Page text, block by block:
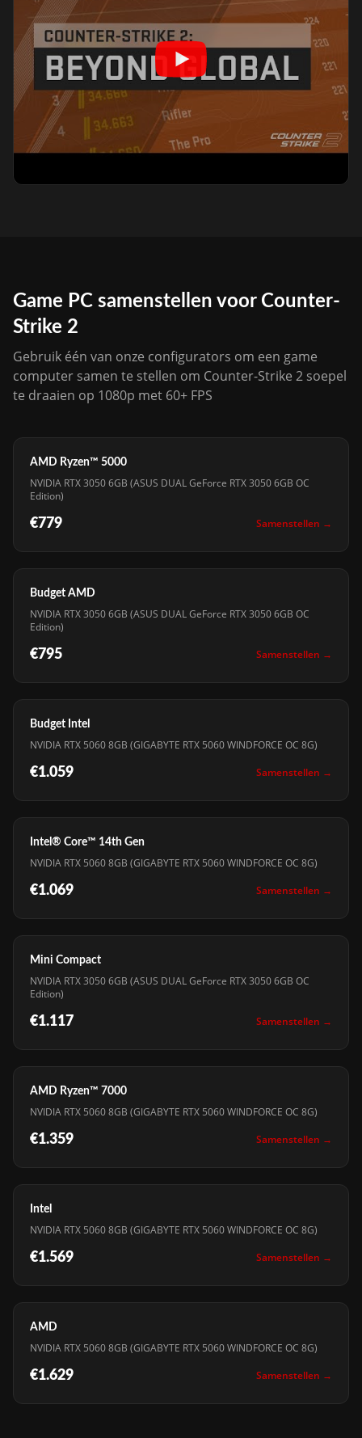
Game PC samenstellen voor Counter-
Strike 2
Gebruik één van onze configurators om een game
computer samen te stellen om Counter-Strike 2 soepel
te draaien op 1080p met 60+ FPS
AMD Ryzen™ 5000
NVIDIA RTX 3050 6GB (ASUS DUAL GeForce RTX 3050 6GB OC
Edition)
€779 Samenstellen →
Budget AMD
NVIDIA RTX 3050 6GB (ASUS DUAL GeForce RTX 3050 6GB OC
Edition)
€795 Samenstellen →
Budget Intel
NVIDIA RTX 5060 8GB (GIGABYTE RTX 5060 WINDFORCE OC 8G)
€1.059 Samenstellen →
Intel® Core™ 14th Gen
NVIDIA RTX 5060 8GB (GIGABYTE RTX 5060 WINDFORCE OC 8G)
€1.069 Samenstellen →
Mini Compact
NVIDIA RTX 3050 6GB (ASUS DUAL GeForce RTX 3050 6GB OC
Edition)
€1.117 Samenstellen →
AMD Ryzen™ 7000
NVIDIA RTX 5060 8GB (GIGABYTE RTX 5060 WINDFORCE OC 8G)
€1.359 Samenstellen →
Intel
NVIDIA RTX 5060 8GB (GIGABYTE RTX 5060 WINDFORCE OC 8G)
€1.569 Samenstellen →
AMD
NVIDIA RTX 5060 8GB (GIGABYTE RTX 5060 WINDFORCE OC 8G)
€1.629 Samenstellen →